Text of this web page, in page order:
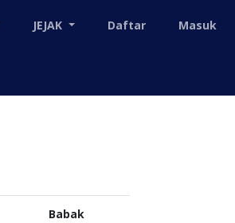
JEJAK Daftar Masuk
Babak